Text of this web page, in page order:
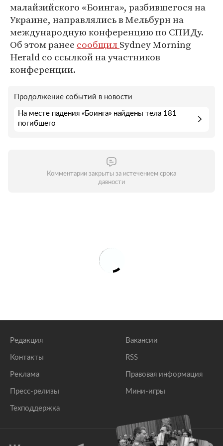
малайзийского «Боинга», разбившегося на
Украине, направлялись в Мельбурн на
международную конференцию по СПИДу.
Об этом ранее сообщилSydney Morning
Herald со ссылкой на участников
конференции.
Продолжение событий в новости
На месте падения «Боинга» найдены тела 181
погибшего
Комментарии закрыты за истечением срока
давности
Редакция
Контакты
Реклама
Пресс-релизы
Техподдержка
Вакансии
RSS
Правовая информация
Мини-игры